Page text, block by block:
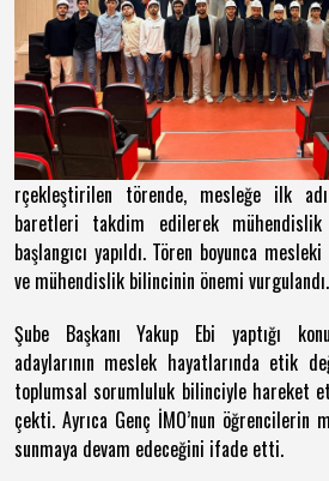
rçekleştirilen törende, mesleğe ilk
baretleri takdim edilerek mühendislik
başlangıcı yapıldı. Tören boyunca
ve mühendislik bilincinin önemi vurgulandı.
Şube BaşkanıYakup Ebi yaptığı
adaylarının meslek hayatlarında etik
toplumsal sorumluluk bilinciyle hareket
çekti. Ayrıca Genç İMO’nun öğrencilerin
sunmaya devam edeceğini ifade etti.